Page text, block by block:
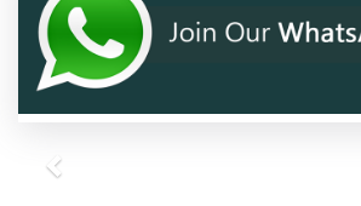
Previous